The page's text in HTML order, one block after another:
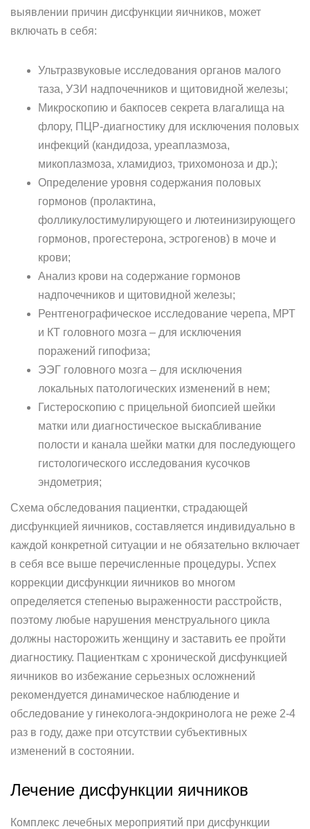
выявлении причин дисфункции яичников, может
включать в себя:
Ультразвуковые исследования органов малого
таза, УЗИ надпочечников и щитовидной железы;
Микроскопию и бакпосев секрета влагалища на
флору, ПЦР-диагностику для исключения половых
инфекций (кандидоза, уреаплазмоза,
микоплазмоза, хламидиоз, трихомоноза и др.);
Определение уровня содержания половых
гормонов (пролактина,
фолликулостимулирующего и лютеинизирующего
гормонов, прогестерона, эстрогенов) в моче и
крови;
Анализ крови на содержание гормонов
надпочечников и щитовидной железы;
Рентгенографическое исследование черепа, МРТ
и КТ головного мозга – для исключения
поражений гипофиза;
ЭЭГ головного мозга – для исключения
локальных патологических изменений в нем;
Гистероскопию с прицельной биопсией шейки
матки или диагностическое выскабливание
полости и канала шейки матки для последующего
гистологического исследования кусочков
эндометрия;
Схема обследования пациентки, страдающей
дисфункцией яичников, составляется индивидуально в
каждой конкретной ситуации и не обязательно включает
в себя все выше перечисленные процедуры. Успех
коррекции дисфункции яичников во многом
определяется степенью выраженности расстройств,
поэтому любые нарушения менструального цикла
должны насторожить женщину и заставить ее пройти
диагностику. Пациенткам с хронической дисфункцией
яичников во избежание серьезных осложнений
рекомендуется динамическое наблюдение и
обследование у гинеколога-эндокринолога не реже 2-4
раз в году, даже при отсутствии субъективных
изменений в состоянии.
Лечение дисфункции яичников
Комплекс лечебных мероприятий при дисфункции